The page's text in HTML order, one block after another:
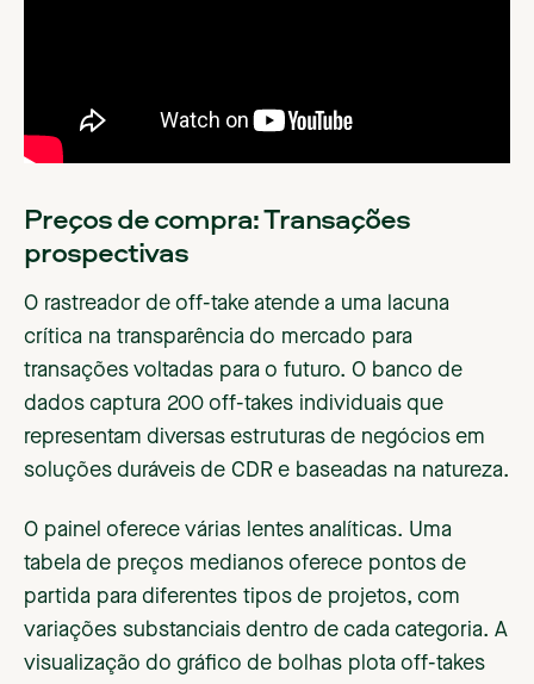
Preços de compra: Transações
prospectivas
O rastreador de off-take atende a uma lacuna
crítica na transparência do mercado para
transações voltadas para o futuro. O banco de
dados captura 200 off-takes individuais que
representam diversas estruturas de negócios em
soluções duráveis de CDR e baseadas na natureza.
O painel oferece várias lentes analíticas. Uma
tabela de preços medianos oferece pontos de
partida para diferentes tipos de projetos, com
variações substanciais dentro de cada categoria. A
visualização do gráfico de bolhas plota off-takes